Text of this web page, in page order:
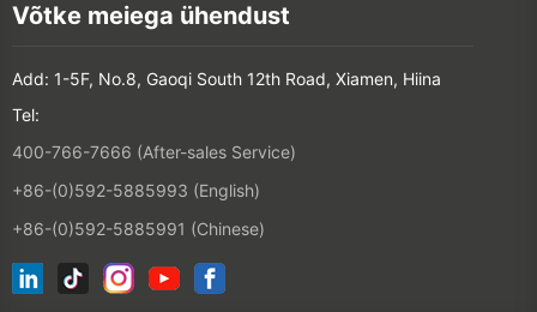
Võtke meiega ühendust
Add: 1-5F, No.8, Gaoqi South 12th Road, Xiamen, Hiina
Tel:
400-766-7666 (After-sales Service)
+86-(0)592-5885993 (English)
+86-(0)592-5885991 (Chinese)